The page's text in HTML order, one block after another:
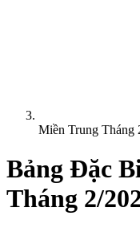
Miền Trung Tháng
Bảng Đặc
Tháng 2/